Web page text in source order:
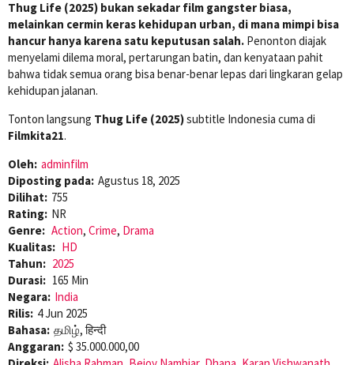
Thug Life (2025) bukan sekadar film gangster biasa,
melainkan cermin keras kehidupan urban, di mana mimpi bisa
hancur hanya karena satu keputusan salah. Penonton diajak
menyelami dilema moral, pertarungan batin, dan kenyataan pahit
bahwa tidak semua orang bisa benar-benar lepas dari lingkaran gelap
kehidupan jalanan.
Tonton langsung Thug Life (2025)subtitle Indonesia cuma di
Filmkita21.
Oleh: adminfilm
Diposting pada: Agustus 18, 2025
Dilihat: 755
Rating: NR
Genre: Action, Crime, Drama
Kualitas: HD
Tahun: 2025
Durasi: 165 Min
Negara: India
Rilis: 4 Jun 2025
Bahasa: தமிழ், हिन्दी
Anggaran: $ 35.000.000,00